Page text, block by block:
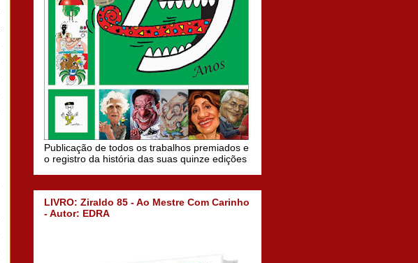
Publicação de todos os trabalhos premiados e
o registro da história das suas quinze edições
LIVRO: Ziraldo 85 - Ao Mestre Com Carinho
- Autor: EDRA